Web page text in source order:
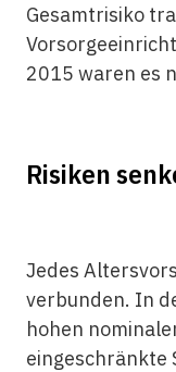
Gesamtrisiko
2015 waren es
Risiken
Jedes
verbunden. In
hohen
eingeschränkte